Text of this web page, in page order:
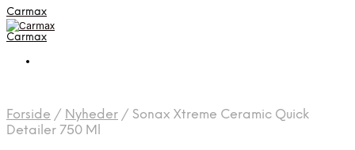
Carmax
Carmax
Forside / Nyheder / Sonax Xtreme Ceramic Quick
Detailer 750 Ml